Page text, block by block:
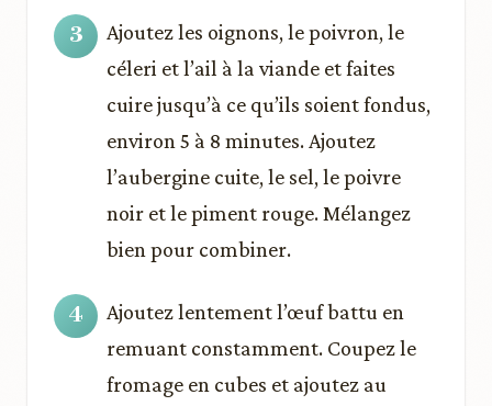
Ajoutez les oignons, le poivron, le
céleri et l’ail à la viande et faites
cuire jusqu’à ce qu’ils soient fondus,
environ 5 à 8 minutes. Ajoutez
l’aubergine cuite, le sel, le poivre
noir et le piment rouge. Mélangez
bien pour combiner.
Ajoutez lentement l’œuf battu en
remuant constamment. Coupez le
fromage en cubes et ajoutez au